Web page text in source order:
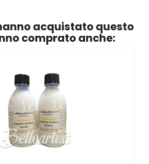
acquistato questo
comprato anche: